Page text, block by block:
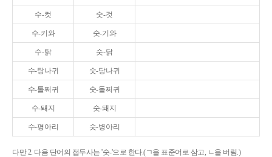
수-컷 숫-것
수-키와 숫-기와
수-탉 숫-닭
수-탕나귀 숫-당나귀
수-톨쩌귀 숫-돌쩌귀
수-퇘지 숫-돼지
수-평아리 숫-병아리
다만 2. 다음 단어의 접두사는 '숫-'으로 한다.(ㄱ을 표준어로 삼고, ㄴ을 버림.)